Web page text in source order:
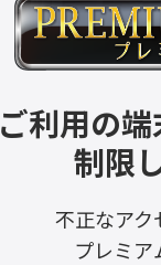
ご利用の
制限
不正なアク
プレミア